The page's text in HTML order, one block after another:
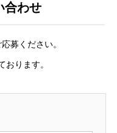
合わせ
募ください。
おります。